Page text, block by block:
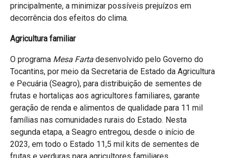
principalmente, a minimizar possíveis prejuízos em
decorrência dos efeitos do clima.
Agricultura familiar
O programa Mesa Farta desenvolvido pelo Governo do
Tocantins, por meio da Secretaria de Estado da Agricultura
e Pecuária (Seagro), para distribuição de sementes de
frutas e hortaliças aos agricultores familiares, garante
geração de renda e alimentos de qualidade para 11 mil
famílias nas comunidades rurais do Estado. Nesta
segunda etapa, a Seagro entregou, desde o início de
2023, em todo o Estado 11,5 mil kits de sementes de
frutas e verduras para agricultores familiares.